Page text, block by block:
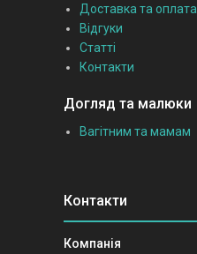
Доставка та оплата
Відгуки
Статті
Контакти
Догляд та малюки
Вагітним та мамам